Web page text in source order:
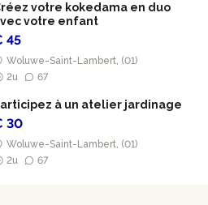
votre kokedama en duo
votre enfant
45
Woluwe-Saint-Lambert, (01)
2u
67
à un atelier jardinage
30
Woluwe-Saint-Lambert, (01)
2u
67